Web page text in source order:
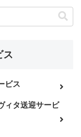
ス
ビス
ィタ送迎サービ